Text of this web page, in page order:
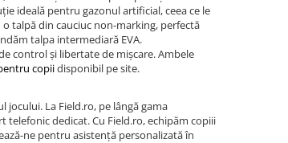
ideală pentru gazonul artificial, ceea ce le
talpă din cauciuc non-marking, perfectă
talpa intermediară EVA.
control și libertate de mișcare. Ambele
copiidisponibil pe site.
La Field.ro, pe lângă gama
dedicat. Cu Field.ro, echipăm copiii
ne pentru asistență personalizată în